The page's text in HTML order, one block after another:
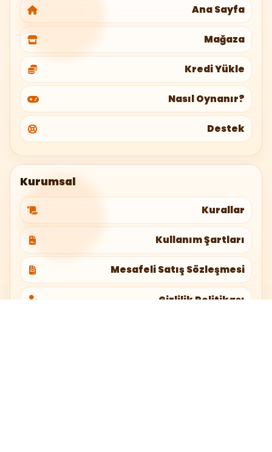
Ana Sayfa
Mağaza
Kredi Yükle
Nasıl Oynanır?
Destek
Kurumsal
Kurallar
Kullanım Şartları
Mesafeli Satış Sözleşmesi
Gizlilik Politikası